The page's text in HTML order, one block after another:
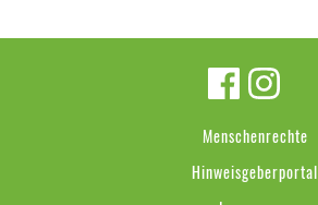
Menschenrechte
Hinweisgeberportal